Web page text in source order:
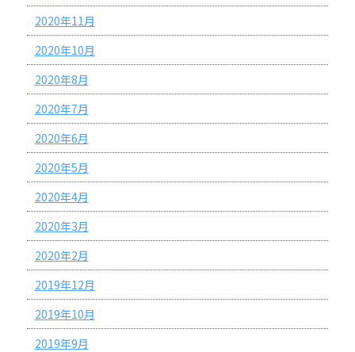
2020年11月
2020年10月
2020年8月
2020年7月
2020年6月
2020年5月
2020年4月
2020年3月
2020年2月
2019年12月
2019年10月
2019年9月